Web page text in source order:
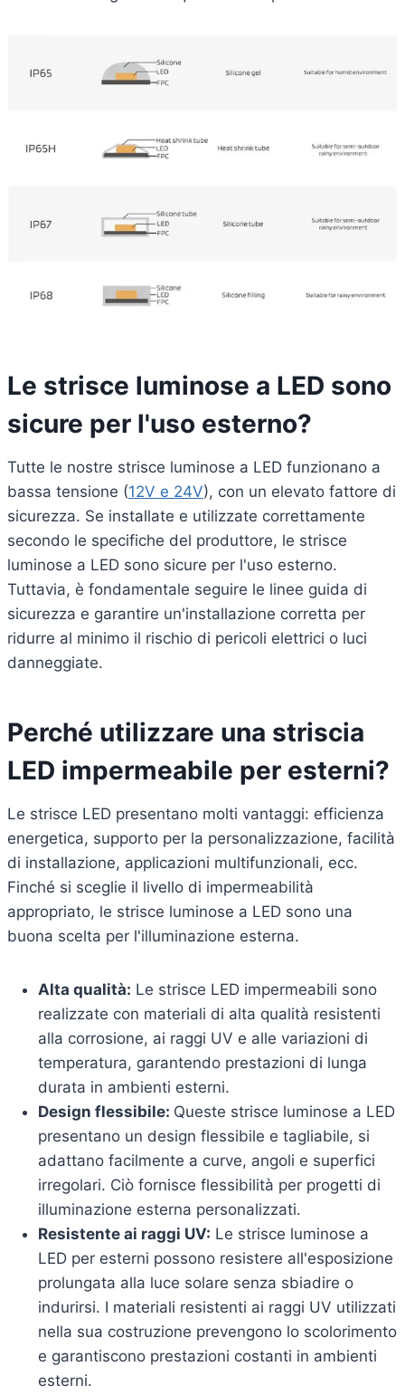
Le strisce luminose a LED sono
sicure per l'uso esterno?
Tutte le nostre strisce luminose a LED funzionano a
bassa tensione (12V e 24V), con un elevato fattore di
sicurezza. Se installate e utilizzate correttamente
secondo le specifiche del produttore, le strisce
luminose a LED sono sicure per l'uso esterno.
Tuttavia, è fondamentale seguire le linee guida di
sicurezza e garantire un'installazione corretta per
ridurre al minimo il rischio di pericoli elettrici o luci
danneggiate.
Perché utilizzare una striscia
LED impermeabile per esterni?
Le strisce LED presentano molti vantaggi: efficienza
energetica, supporto per la personalizzazione, facilità
di installazione, applicazioni multifunzionali, ecc.
Finché si sceglie il livello di impermeabilità
appropriato, le strisce luminose a LED sono una
buona scelta per l'illuminazione esterna.
Alta qualità: Le strisce LED impermeabili sono
realizzate con materiali di alta qualità resistenti
alla corrosione, ai raggi UV e alle variazioni di
temperatura, garantendo prestazioni di lunga
durata in ambienti esterni.
Design flessibile: Queste strisce luminose a LED
presentano un design flessibile e tagliabile, si
adattano facilmente a curve, angoli e superfici
irregolari. Ciò fornisce flessibilità per progetti di
illuminazione esterna personalizzati.
Resistente ai raggi UV: Le strisce luminose a
LED per esterni possono resistere all'esposizione
prolungata alla luce solare senza sbiadire o
indurirsi. I materiali resistenti ai raggi UV utilizzati
nella sua costruzione prevengono lo scolorimento
e garantiscono prestazioni costanti in ambienti
esterni.